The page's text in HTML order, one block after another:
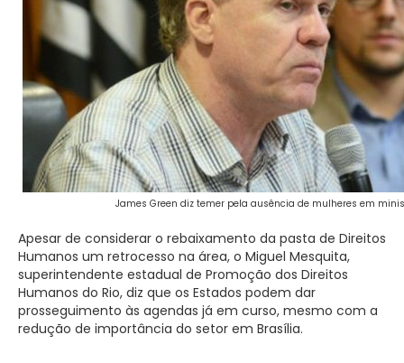
James Green diz temer pela ausência de mulheres em
Apesar de considerar o rebaixamento da pasta de Direitos
Humanos um retrocesso na área, o Miguel Mesquita,
superintendente estadual de Promoção dos Direitos
Humanos do Rio, diz que os Estados podem dar
prosseguimento às agendas já em curso, mesmo com a
redução de importância do setor em Brasília.